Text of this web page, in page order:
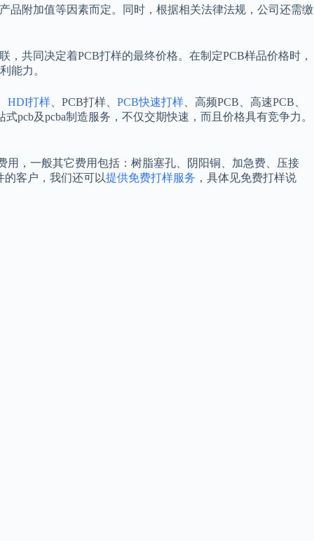
品附加值等因素而定。同时，根据相关法律法规，公司还需缴
共同决定着PCB打样的最终价格。在制定PCB样品价格时，
能力。
HDI打样、PCB打样、 PCB快速打样、高频PCB、高速PCB、
pcb及pcba制造服务，不仅交期快速，而且价格具有竞争力。
，一般其它费用包括：树脂塞孔、阴阳铜、加急费、压接
的客户，我们还可以提供免费打样服务 ，具体见免费打样说